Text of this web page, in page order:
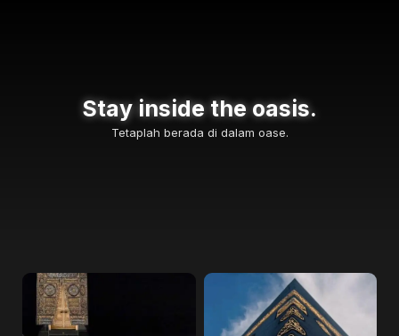
Stay inside the oasis.
Tetaplah berada di dalam oase.